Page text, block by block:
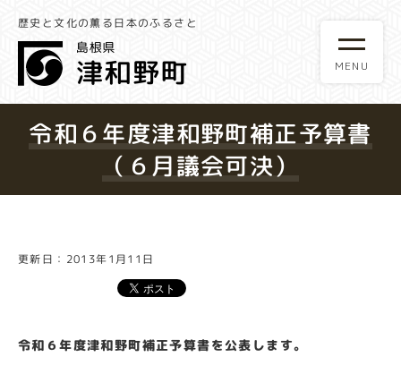
歴史と文化の薫る日本のふるさと
令和６年度津和野町補正予算書
（６月議会可決）
更新日：2013年1月11日
令和６年度津和野町補正予算書を公表します。